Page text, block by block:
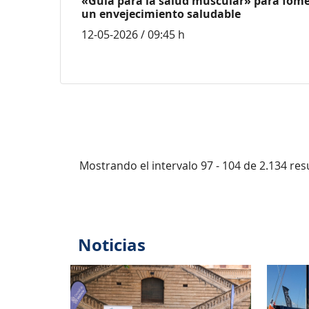
un envejecimiento saludable
12-05-2026 / 09:45 h
Mostrando el intervalo 97 - 104 de 2.134
Noticias